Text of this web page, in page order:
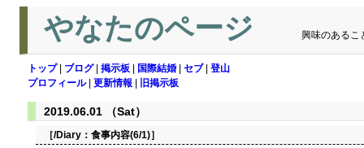
やなたのページ 興味のあるこ
トップ| ブログ| 掲示板 国際結婚 セブ| 登山
プロフィール| 更新情報 旧掲示板
2019.06.01 （Sat）
［/Diary： 食事内容(6/1)］